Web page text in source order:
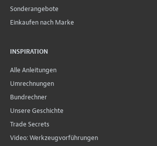
Sonderangebote
Einkaufen nach Marke
INSPIRATION
Alle Anleitungen
Umrechnungen
Bundrechner
Unsere Geschichte
Trade Secrets
Video: Werkzeugvorführungen